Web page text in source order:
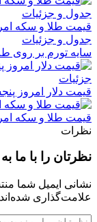
جدول و جزئیات
سایه تورم بر روی
قیمت دلار امروز پنجشنبه 8مرداد/ کاهش قیمت +
قیمت طلا و سکه امروز پنجشنبه
نظرات
نظرتان را با ما
نشانی ایمیل شما
علامت‌گذاری شده‌اند